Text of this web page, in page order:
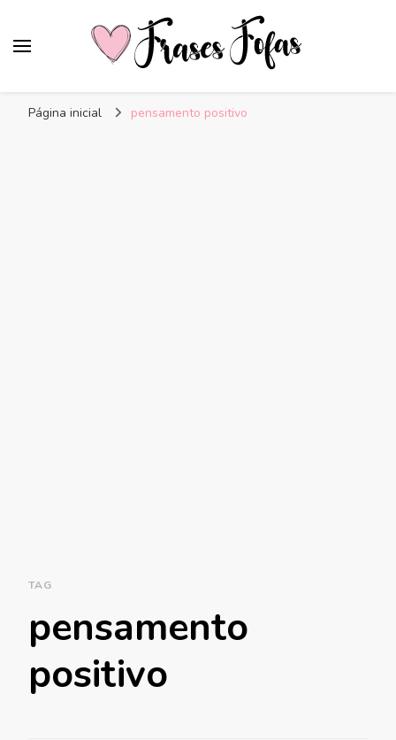
Página inicial pensamento positivo
TAG
pensamento
positivo